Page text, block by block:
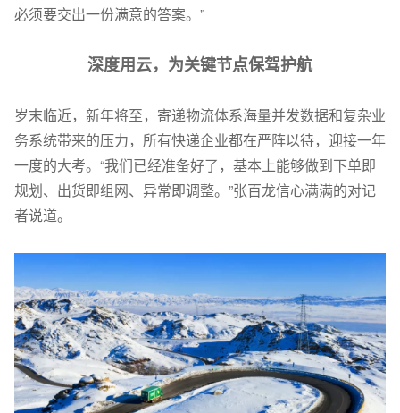
必须要交出一份满意的答案。”
深度用云，为关键节点保驾护航
岁末临近，新年将至，寄递物流体系海量并发数据和复杂业
务系统带来的压力，所有快递企业都在严阵以待，迎接一年
一度的大考。“我们已经准备好了，基本上能够做到下单即
规划、出货即组网、异常即调整。”张百龙信心满满的对记
者说道。